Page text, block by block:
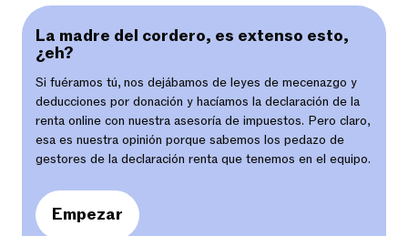
La madre del cordero, es extenso esto,
¿eh?
Si fuéramos tú, nos dejábamos de leyes de mecenazgo y
deducciones por donación y hacíamos la declaración de la
renta online con nuestra asesoría de impuestos. Pero claro,
esa es nuestra opinión porque sabemos los pedazo de
gestores de la declaración renta que tenemos en el equipo.
Empezar